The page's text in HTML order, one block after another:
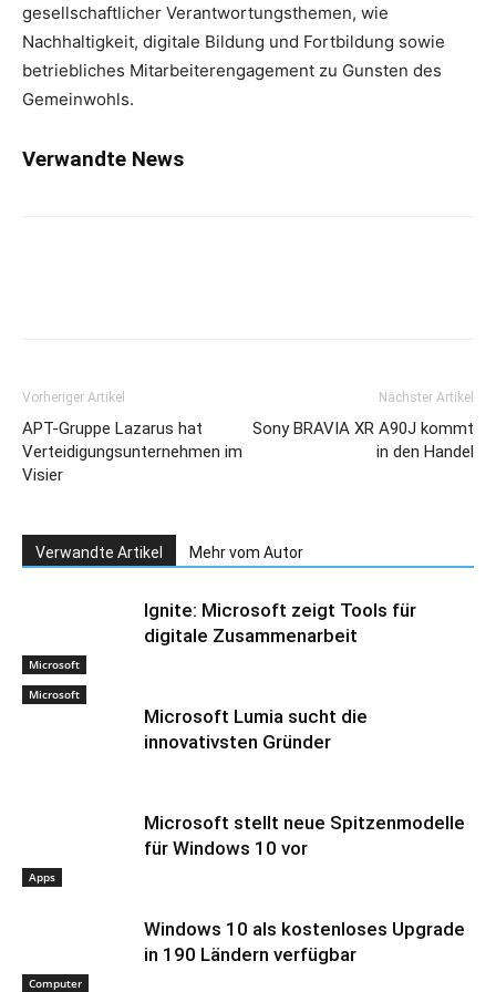
gesellschaftlicher Verantwortungsthemen, wie
Nachhaltigkeit, digitale Bildung und Fortbildung sowie
betriebliches Mitarbeiterengagement zu Gunsten des
Gemeinwohls.
Verwandte News
Vorheriger Artikel
APT-Gruppe Lazarus hat
Verteidigungsunternehmen im
Visier
Nächster Artikel
Sony BRAVIA XR A90J kommt
in den Handel
Verwandte Artikel Mehr vom Autor
Microsoft
Ignite: Microsoft zeigt Tools für
digitale Zusammenarbeit
Microsoft
Microsoft Lumia sucht die
innovativsten Gründer
Apps
Microsoft stellt neue Spitzenmodelle
für Windows 10 vor
Computer
Windows 10 als kostenloses Upgrade
in 190 Ländern verfügbar